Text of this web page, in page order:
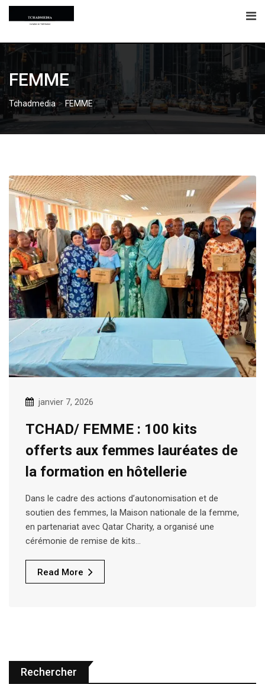
Skip
FEMME
Tchadmedia> FEMME
janvier 7, 2026
TCHAD/ FEMME : 100 kits
offerts aux femmes lauréates de
la formation en hôtellerie
Dans le cadre des actions d’autonomisation et de
soutien des femmes, la Maison nationale de la femme,
en partenariat avec Qatar Charity, a organisé une
cérémonie de remise de kits…
Read More
Rechercher